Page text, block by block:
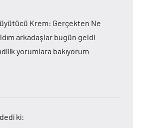
Krem: Gerçekten Ne
arkadaşlar bugün geldi
yorumlara bakıyorum
dedi ki: